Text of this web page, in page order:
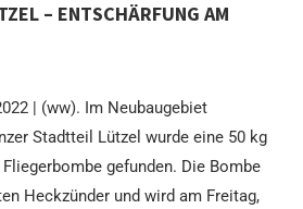
– ENTSCHÄRFUNG AM
| (ww). Im Neubaugebiet
Stadtteil Lützel wurde eine 50 kg
gefunden. Die Bombe
Heckzünder und wird am Freitag,